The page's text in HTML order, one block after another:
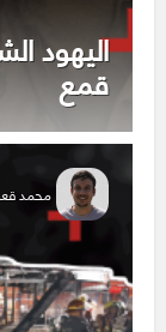
اليهود
قمع
محمد